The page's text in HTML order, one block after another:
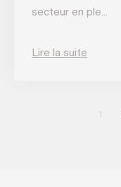
secteur en ple...
Lire la suite
1